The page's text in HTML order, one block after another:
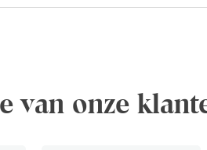
van onze